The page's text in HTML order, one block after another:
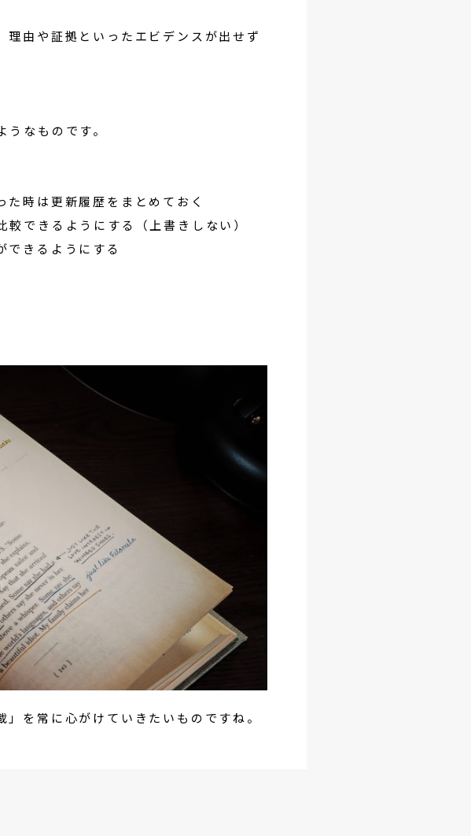
由や証拠といったエビデンスが出せず
なものです。
た時は更新履歴をまとめておく
できるようにする（上書きしない）
できるようにする
を常に心がけていきたいものですね。